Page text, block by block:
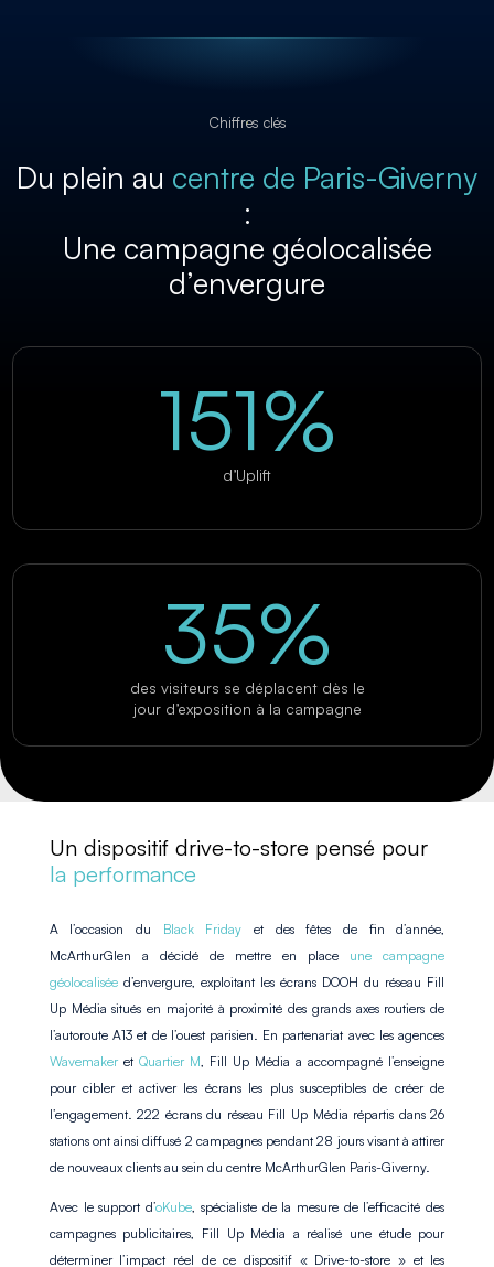
Chiffres clés
Du plein au centre de Paris-Giverny
:
Une campagne géolocalisée
d’envergure
151%
d’Uplift
35%
des visiteurs se déplacent dès le
jour d’exposition à la campagne
Un dispositif drive-to-store pensé pour
la performance
A l’occasion du Black Friday et des fêtes de fin d’année,
McArthurGlen a décidé de mettre en place une campagne
géolocaliséed’envergure, exploitant les écrans DOOH du réseau Fill
Up Média situés en majorité à proximité des grands axes routiers de
l’autoroute A13 et de l’ouest parisien. En partenariat avec les agences
Wavemakeret Quartier M, Fill Up Média a accompagné l’enseigne
pourcibleretactiverles écrans les plus susceptiblesde créer de
l’engagement. 222 écransdu réseau Fill Up Média répartis dans26
stationsont ainsi diffusé 2 campagnespendant28 joursvisant à attirer
de nouveaux clients au sein du centre McArthurGlen Paris-Giverny.
Avec le support d’oKube, spécialiste de la mesure de l’efficacité des
campagnes publicitaires, Fill Up Média a réalisé une étude pour
déterminer l’impact réel de ce dispositif « Drive-to-store »et les